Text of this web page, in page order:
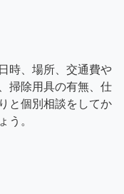
時、場所、交通費や
掃除用具の有無、仕
と個別相談をしてか
う。